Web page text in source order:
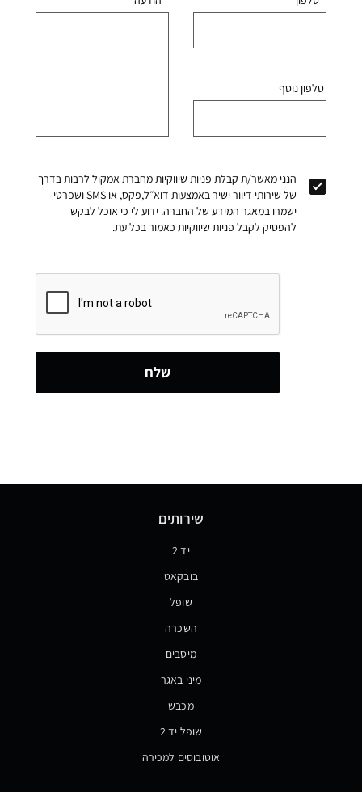
טלפון נוסף
הנני מאשר/ת קבלת פניות שיווקיות מחברת אמקול לרבות בדרך
של שירותי דיוור ישיר באמצעות דוא״ל,פקס, או SMS ושפרטי
ישמרו במאגר המידע של החברה. ידוע לי כי אוכל לבקש
להפסיק לקבל פניות שיווקיות כאמור בכל עת.
שלח
שירותים
יד 2
בובקאט
שופל
השכרה
מיסבים
מיני באגר
מכבש
שופל יד 2
אוטובוסים למכירה